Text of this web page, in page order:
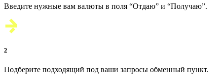
Введите нужные вам валюты в поля “Отдаю” и “Получаю”.
2
Подберите подходящий под ваши запросы обменный пункт.